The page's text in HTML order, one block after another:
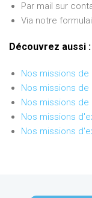
Par mail sur
Via notre
Découvrez aussi :
Nos missions
Nos missions
Nos missions de
Nos missions
Nos missions